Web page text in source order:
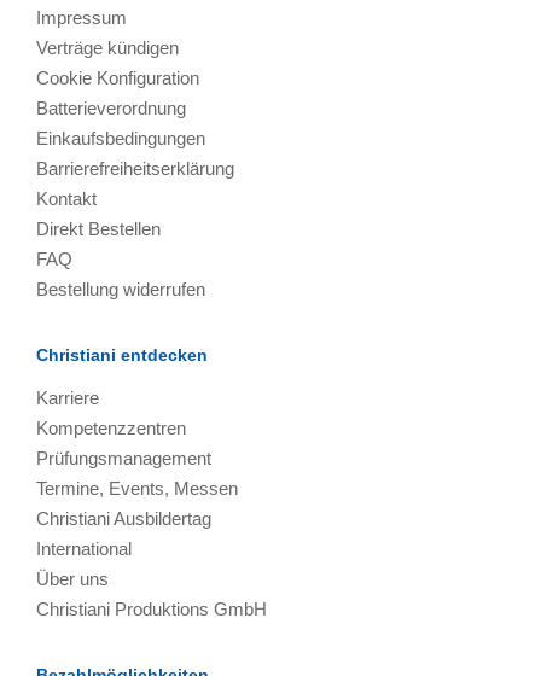
Impressum
Verträge kündigen
Cookie Konfiguration
Batterieverordnung
Einkaufsbedingungen
Barrierefreiheitserklärung
Kontakt
Direkt Bestellen
FAQ
Bestellung widerrufen
Christiani entdecken
Karriere
Kompetenzzentren
Prüfungsmanagement
Termine, Events, Messen
Christiani Ausbildertag
International
Über uns
Christiani Produktions GmbH